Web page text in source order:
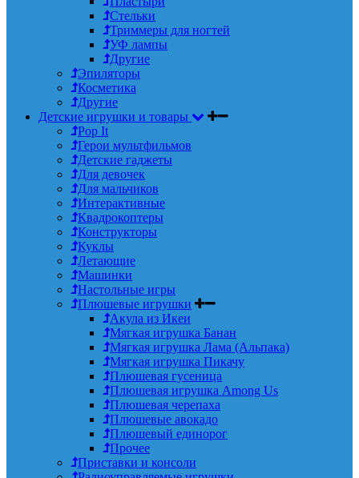
Стельки
Триммеры для ногтей
УФ лампы
Другие
Эпиляторы
Косметика
Другие
Детские игрушки и товары
Pop It
Герои мультфильмов
Детские гаджеты
Для девочек
Для мальчиков
Интерактивные
Квадрокоптеры
Конструкторы
Куклы
Летающие
Машинки
Настольные игры
Плюшевые игрушки
Акула из Икеи
Мягкая игрушка Банан
Мягкая игрушка Лама (Альпака)
Мягкая игрушка Пикачу
Плюшевая гусеница
Плюшевая игрушка Among Us
Плюшевая черепаха
Плюшевые авокадо
Плюшевый единорог
Прочее
Приставки и консоли